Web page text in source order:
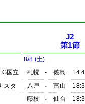
国立
スタ
J2
第1節
8/8 (土)
札幌
- 徳島
八戸
- 富山
藤枝
- 仙台